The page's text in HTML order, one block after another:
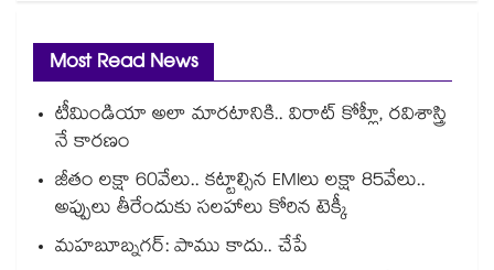
Most Read News
టీమిండియా అలా మారటానికి.. విరాట్ కోహ్లీ, రవిశాస్త్రి
నే కారణం
జీతం లక్షా 60వేలు.. కట్టాల్సిన EMIలు లక్షా 85వేలు..
అప్పులు తీరేందుకు సలహాలు కోరిన టెక్కీ
మహబూబ్నగర్: పాము కాదు.. చేపే